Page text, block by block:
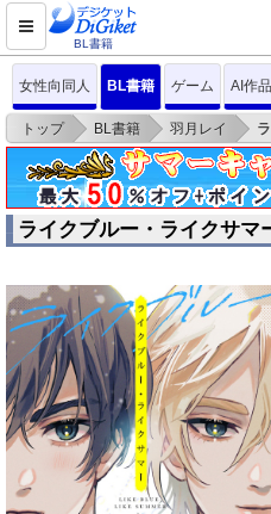
BL書籍
女性向同人 BL書籍 ゲーム AI作品
トップ > BL書籍 > 羽月レイ >
ライクブルー・ライクサマ